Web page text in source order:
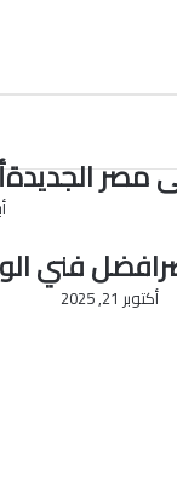
مصر الجديدة
افضل فني
أكتوبر 21, 2025